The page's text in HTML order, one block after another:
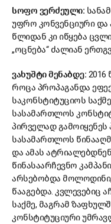
სოფო ვერძეული:
უფრო კონვენციური და
წლიდან კი იწყება
„ოცნება“ ძალიან
ვახუშტი მენაბდე: 2016
როცა პროპაგანდა
საკონსტიტუციოს
სასამართლოს
პირველად
სასამართლოს
და ამას
წინასაარჩევნო
არსებობდა მოლოდინი,
წააგებდა. კვლევებიც
საქმე, მაგრამ
კონსტიტუციური